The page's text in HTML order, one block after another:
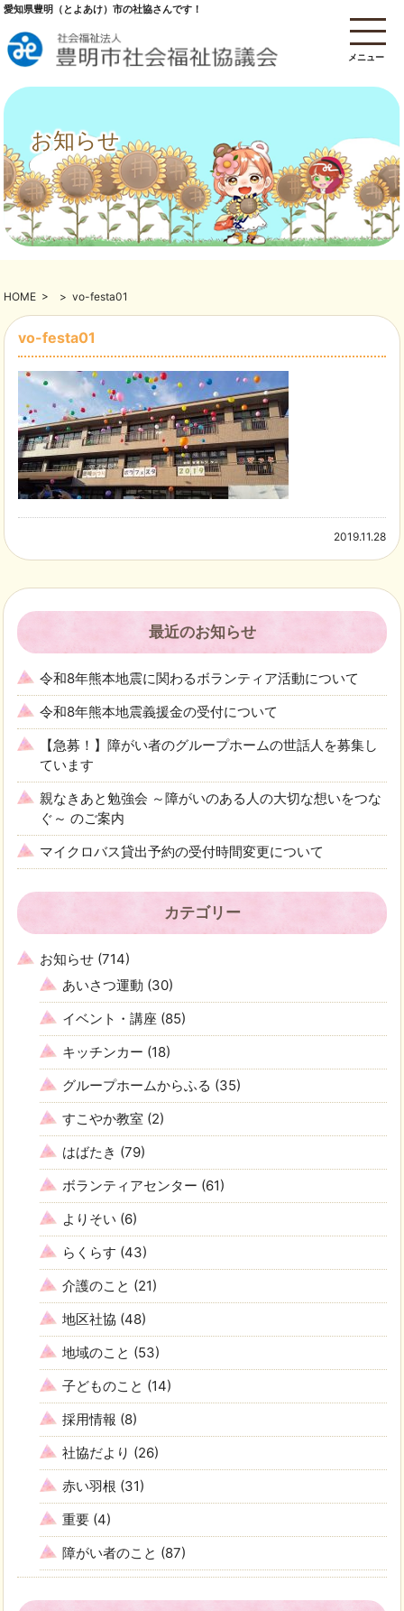
メニュー
愛知県豊明（とよあけ）市の社協さんです！
お知らせ
HOME > > vo-festa01
vo-festa01
2019.11.28
最近のお知らせ
令和8年熊本地震に関わるボランティア活動について
令和8年熊本地震義援金の受付について
【急募！】障がい者のグループホームの世話人を募集し
ています
親なきあと勉強会 ～障がいのある人の大切な想いをつな
ぐ～ のご案内
マイクロバス貸出予約の受付時間変更について
カテゴリー
お知らせ (714)
あいさつ運動 (30)
イベント・講座 (85)
キッチンカー (18)
グループホームからふる (35)
すこやか教室 (2)
はばたき (79)
ボランティアセンター (61)
よりそい (6)
らくらす (43)
介護のこと (21)
地区社協 (48)
地域のこと (53)
子どものこと (14)
採用情報 (8)
社協だより (26)
赤い羽根 (31)
重要 (4)
障がい者のこと (87)